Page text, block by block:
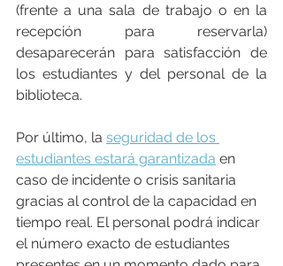
(frente a una sala de trabajo o en la
recepción para reservarla)
desaparecerán para satisfacción de
los estudiantes y del personal de la
biblioteca.
Por último, la seguridad de los
estudiantes estará garantizada en
caso de incidente o crisis sanitaria
gracias al control de la capacidad en
tiempo real. El personal podrá indicar
el número exacto de estudiantes